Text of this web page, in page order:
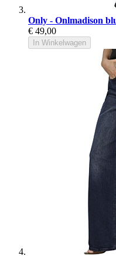
Only - Onlmadison
€ 49,00
In Winkelwagen